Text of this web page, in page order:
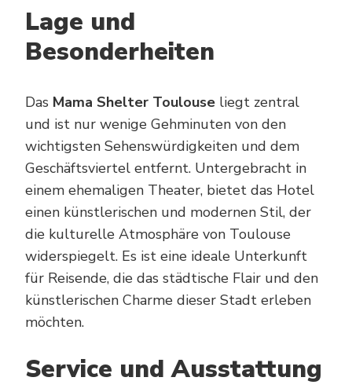
Lage und
Besonderheiten
Das Mama Shelter Toulouse liegt zentral
und ist nur wenige Gehminuten von den
wichtigsten Sehenswürdigkeiten und dem
Geschäftsviertel entfernt. Untergebracht in
einem ehemaligen Theater, bietet das Hotel
einen künstlerischen und modernen Stil, der
die kulturelle Atmosphäre von Toulouse
widerspiegelt. Es ist eine ideale Unterkunft
für Reisende, die das städtische Flair und den
künstlerischen Charme dieser Stadt erleben
möchten.
Service und Ausstattung